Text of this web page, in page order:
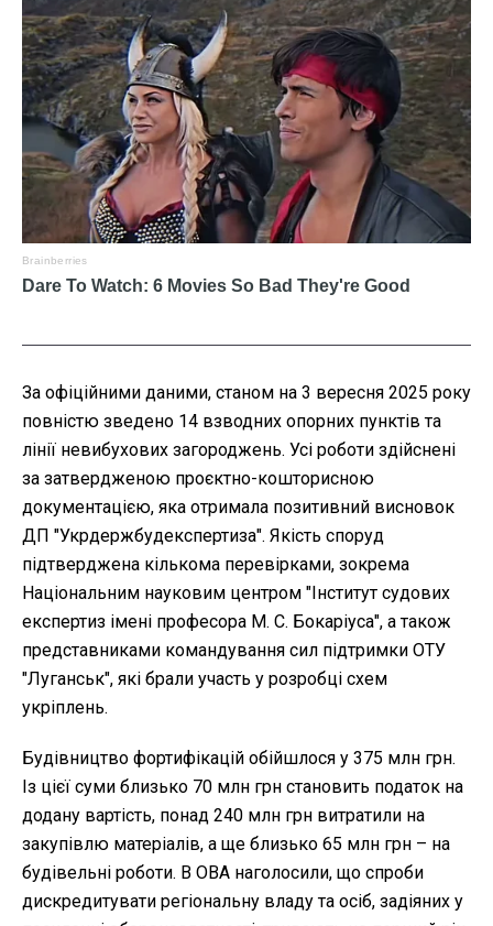
За офіційними даними, станом на 3 вересня 2025 року
повністю зведено 14 взводних опорних пунктів та
лінії невибухових загороджень. Усі роботи здійснені
за затвердженою проєктно-кошторисною
документацією, яка отримала позитивний висновок
ДП "Укрдержбудекспертиза". Якість споруд
підтверджена кількома перевірками, зокрема
Національним науковим центром "Інститут судових
експертиз імені професора М. С. Бокаріуса", а також
представниками командування сил підтримки ОТУ
"Луганськ", які брали участь у розробці схем
укріплень.
Будівництво фортифікацій обійшлося у 375 млн грн.
Із цієї суми близько 70 млн грн становить податок на
додану вартість, понад 240 млн грн витратили на
закупівлю матеріалів, а ще близько 65 млн грн – на
будівельні роботи. В ОВА наголосили, що спроби
дискредитувати регіональну владу та осіб, задіяних у